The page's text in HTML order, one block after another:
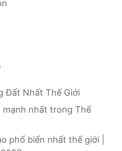
Đất Nhất Thế Giới
nhất trong Thế
phổ biến nhất thế giới |